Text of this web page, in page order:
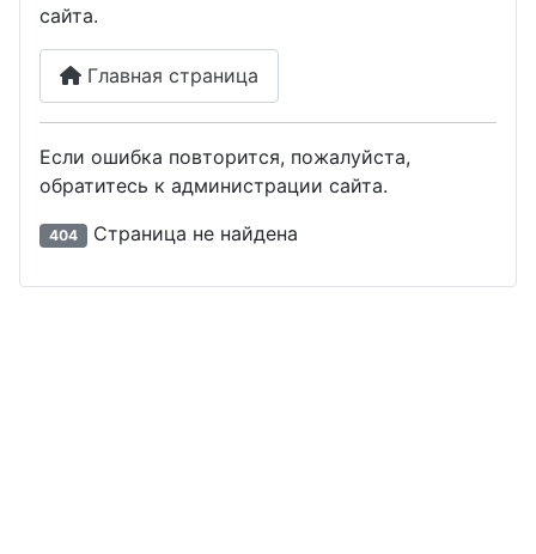
сайта.
Главная страница
Если ошибка повторится, пожалуйста,
обратитесь к администрации сайта.
404 Страница не найдена